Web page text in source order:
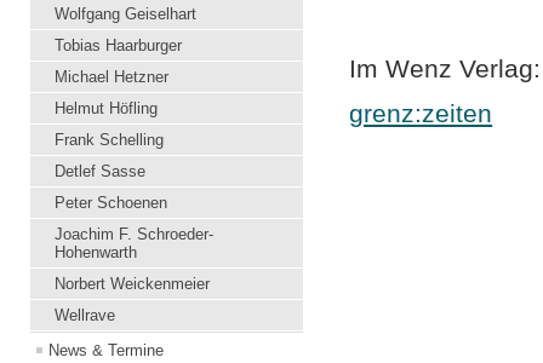
Wolfgang Geiselhart
Tobias Haarburger
Michael Hetzner
Helmut Höfling
Frank Schelling
Detlef Sasse
Peter Schoenen
Joachim F. Schroeder-
Hohenwarth
Norbert Weickenmeier
Wellrave
News & Termine
Im Wenz Verlag:
grenz:zeiten